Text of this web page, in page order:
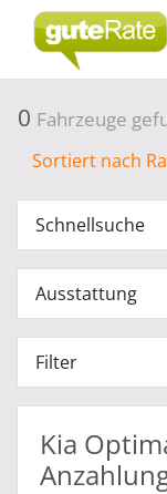
0 Fahrzeuge
Sortiert nach
Schnellsuche
Ausstattung
Filter
Kia